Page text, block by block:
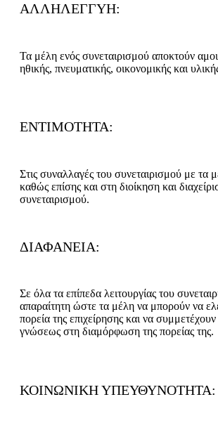
ΑΛΛΗΛΕΓΓΥΗ:
Τα μέλη ενός συνεταιρισμού αποκτούν
ηθικής, πνευματικής, οικονομικής και
ΕΝΤΙΜΟΤΗΤΑ:
Στις συναλλαγές του συνεταιρισμού με τα
καθώς επίσης και στη διοίκηση και
συνεταιρισμού.
ΔΙΑΦΑΝΕΙΑ:
Σε όλα τα επίπεδα λειτουργίας του
απαραίτητη ώστε τα μέλη να μπορούν να
πορεία της επιχείρησης και να
γνώσεως στη διαμόρφωση της πορείας της.
ΚΟΙΝΩΝΙΚΗ ΥΠΕΥΘΥΝΟΤΗΤΑ: